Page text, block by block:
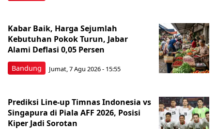
Bandung
Kabar Baik, Harga Sejumlah
Kebutuhan Pokok Turun, Jabar
Alami Deflasi 0,05 Persen
Jumat, 7 Agu 2026 - 15:55
Prediksi Line-up Timnas Indonesia vs
Singapura di Piala AFF 2026, Posisi
Kiper Jadi Sorotan